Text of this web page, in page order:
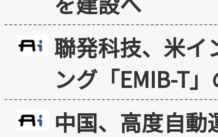
聯発科技、米イ
ング「EMIB-T
中国、高度自